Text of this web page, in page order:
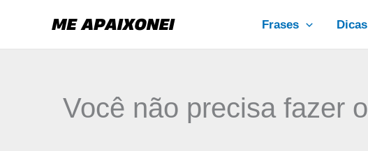
Frases
Você não precisa fazer